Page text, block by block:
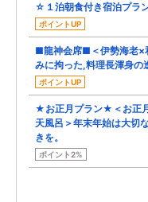
☆１泊朝食付き宿泊プラ
ポイントUP
■龍神会席■＜伊勢海老×
みに拘った,料理長渾身の
ポイントUP
★お正月プラン★＜お正
天風呂＞年末年始は大切
きを。
ポイント2%